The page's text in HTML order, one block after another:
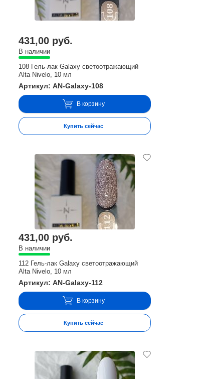
431,00 руб.
В наличии
108 Гель-лак Galaxy светоотражающий
Alta Nivelo, 10 мл
Артикул: AN-Galaxy-108
В корзину
Купить сейчас
431,00 руб.
В наличии
112 Гель-лак Galaxy светоотражающий
Alta Nivelo, 10 мл
Артикул: AN-Galaxy-112
В корзину
Купить сейчас